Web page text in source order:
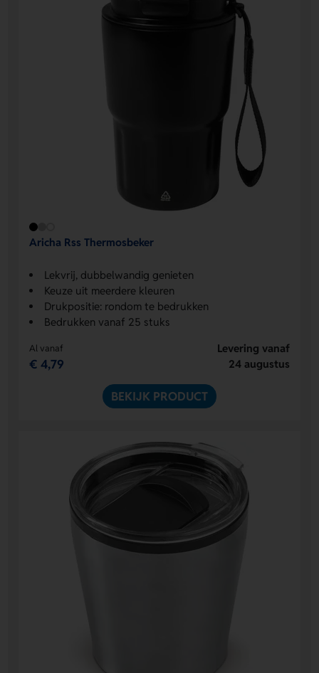
Aricha Rss Thermosbeker
Lekvrij, dubbelwandig genieten
Keuze uit meerdere kleuren
Drukpositie: rondom te bedrukken
Bedrukken vanaf 25 stuks
Al vanaf
€ 4,79
Levering vanaf
24 augustus
BEKIJK PRODUCT